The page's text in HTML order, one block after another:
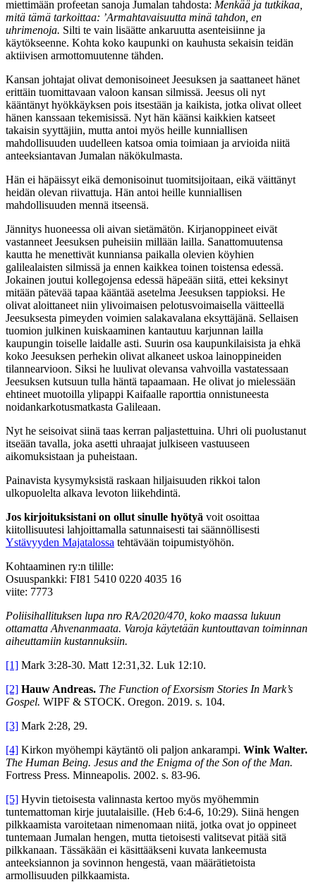
miettimään profeetan sanoja Jumalan tahdosta: Menkää ja tutkikaa,
mitä tämä tarkoittaa: ’Armahtavaisuutta minä tahdon, en
uhrimenoja. Silti te vain lisäätte ankaruutta asenteisiinne ja
käytökseenne. Kohta koko kaupunki on kauhusta sekaisin teidän
aktiivisen armottomuutenne tähden.
Kansan johtajat olivat demonisoineet Jeesuksen ja saattaneet hänet
erittäin tuomittavaan valoon kansan silmissä. Jeesus oli nyt
kääntänyt hyökkäyksen pois itsestään ja kaikista, jotka olivat olleet
hänen kanssaan tekemisissä. Nyt hän käänsi kaikkien katseet
takaisin syyttäjiin, mutta antoi myös heille kunniallisen
mahdollisuuden uudelleen katsoa omia toimiaan ja arvioida niitä
anteeksiantavan Jumalan näkökulmasta.
Hän ei häpäissyt eikä demonisoinut tuomitsijoitaan, eikä väittänyt
heidän olevan riivattuja. Hän antoi heille kunniallisen
mahdollisuuden mennä itseensä.
Jännitys huoneessa oli aivan sietämätön. Kirjanoppineet eivät
vastanneet Jeesuksen puheisiin millään lailla. Sanattomuutensa
kautta he menettivät kunniansa paikalla olevien köyhien
galilealaisten silmissä ja ennen kaikkea toinen toistensa edessä.
Jokainen joutui kollegojensa edessä häpeään siitä, ettei keksinyt
mitään pätevää tapaa kääntää asetelma Jeesuksen tappioksi. He
olivat aloittaneet niin ylivoimaisen pelotusvoimaisella väitteellä
Jeesuksesta pimeyden voimien salakavalana eksyttäjänä. Sellaisen
tuomion julkinen kuiskaaminen kantautuu karjunnan lailla
kaupungin toiselle laidalle asti. Suurin osa kaupunkilaisista ja ehkä
koko Jeesuksen perhekin olivat alkaneet uskoa lainoppineiden
tilannearvioon. Siksi he luulivat olevansa vahvoilla vastatessaan
Jeesuksen kutsuun tulla häntä tapaamaan. He olivat jo mielessään
ehtineet muotoilla ylipappi Kaifaalle raporttia onnistuneesta
noidankarkotusmatkasta Galileaan.
Nyt he seisoivat siinä taas kerran paljastettuina. Uhri oli puolustanut
itseään tavalla, joka asetti uhraajat julkiseen vastuuseen
aikomuksistaan ja puheistaan.
Painavista kysymyksistä raskaan hiljaisuuden rikkoi talon
ulkopuolelta alkava levoton liikehdintä.
Jos kirjoituksistani on ollut sinulle hyötyä voit osoittaa
kiitollisuutesi lahjoittamalla satunnaisesti tai säännöllisesti
Ystävyyden Majatalossa tehtävään toipumistyöhön.
Kohtaaminen ry:n tilille:
Osuuspankki: FI81 5410 0220 4035 16
viite: 7773
Poliisihallituksen lupa nro RA/2020/470, koko maassa lukuun
ottamatta Ahvenanmaata. Varoja käytetään kuntouttavan toiminnan
aiheuttamiin kustannuksiin.
[1] Mark 3:28-30. Matt 12:31,32. Luk 12:10.
[2] Hauw Andreas. The Function of Exorsism Stories In Mark’s
Gospel. WIPF & STOCK. Oregon. 2019. s. 104.
[3] Mark 2:28, 29.
[4] Kirkon myöhempi käytäntö oli paljon ankarampi. Wink Walter.
The Human Being. Jesus and the Enigma of the Son of the Man.
Fortress Press. Minneapolis. 2002. s. 83-96.
[5] Hyvin tietoisesta valinnasta kertoo myös myöhemmin
tuntemattoman kirje juutalaisille. (Heb 6:4-6, 10:29). Siinä hengen
pilkkaamista varoitetaan nimenomaan niitä, jotka ovat jo oppineet
tuntemaan Jumalan hengen, mutta tietoisesti valitsevat pitää sitä
pilkkanaan. Tässäkään ei käsittääkseni kuvata lankeemusta
anteeksiannon ja sovinnon hengestä, vaan määrätietoista
armollisuuden pilkkaamista.